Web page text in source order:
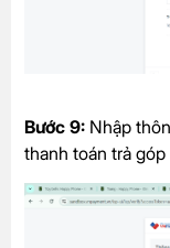
Bước 9: Nhập
thanh toán trả góp